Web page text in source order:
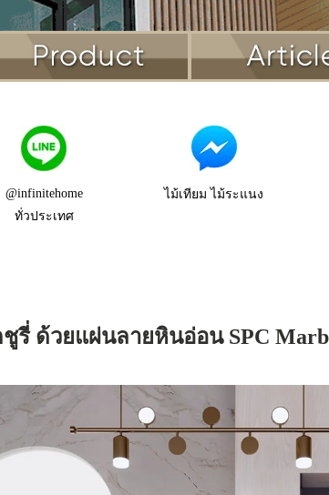
@infinitehome ไม้เทียม ไม้ระแนง
ทั่วประเทศ
รี่ ด้วยแผ่นลายหินอ่อน SPC